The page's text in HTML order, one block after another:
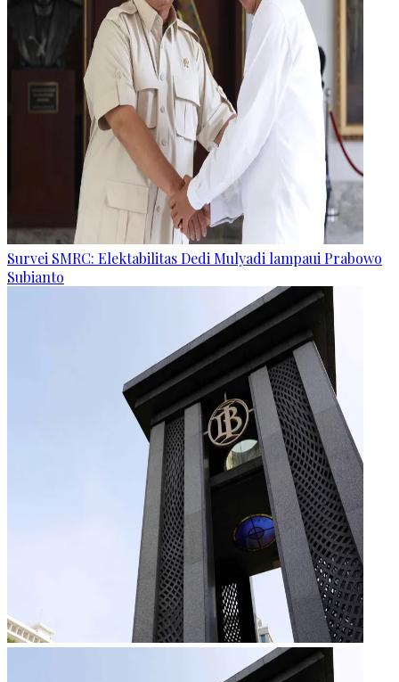
Survei SMRC: Elektabilitas Dedi Mulyadi lampaui Prabowo
Subianto